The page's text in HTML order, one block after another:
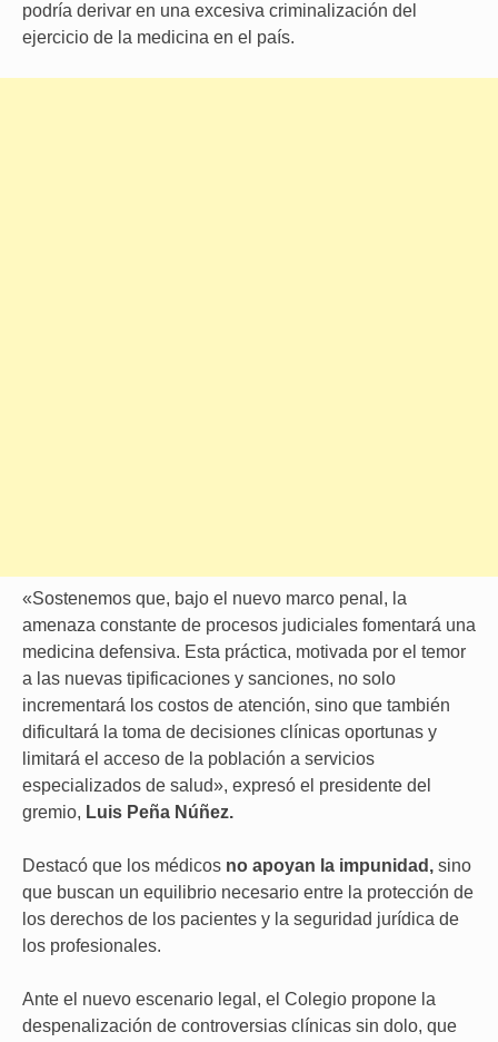
podría derivar en una excesiva criminalización del
ejercicio de la medicina en el país.
«Sostenemos que, bajo el nuevo marco penal, la
amenaza constante de procesos judiciales fomentará una
medicina defensiva. Esta práctica, motivada por el temor
a las nuevas tipificaciones y sanciones, no solo
incrementará los costos de atención, sino que también
dificultará la toma de decisiones clínicas oportunas y
limitará el acceso de la población a servicios
especializados de salud», expresó el presidente del
gremio, Luis Peña Núñez.
Destacó que los médicos no apoyan la impunidad, sino
que buscan un equilibrio necesario entre la protección de
los derechos de los pacientes y la seguridad jurídica de
los profesionales.
Ante el nuevo escenario legal, el Colegio propone la
despenalización de controversias clínicas sin dolo, que